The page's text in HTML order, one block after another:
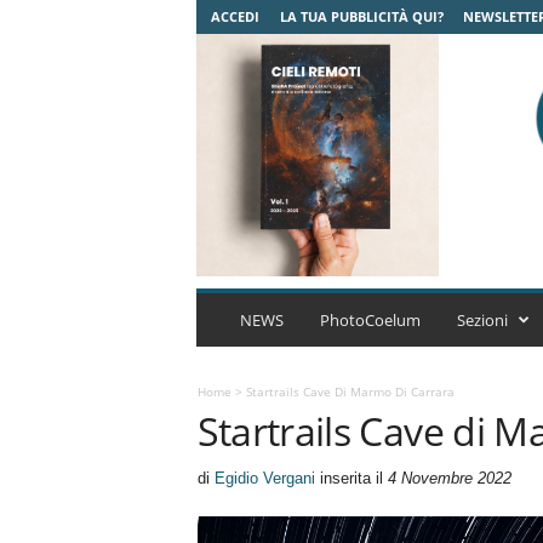
ACCEDI LA TUA PUBBLICITÀ QUI?
C
u
A
r
NEWS PhotoCoelum Sezioni
Home > Startrails Cave Di Marmo Di Carrara
Startrails Cave di
di Egidio Vergani inserita il 4 Novembre 2022